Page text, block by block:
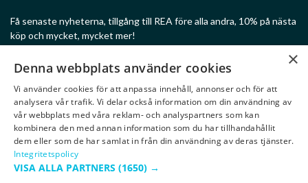
Få senaste nyheterna, tillgång till REA före alla andra, 10% på nästa
köp och mycket, mycket mer!
Ge mig rabatter!
×
Denna webbplats använder cookies
Vi använder cookies för att anpassa innehåll, annonser och för att
analysera vår trafik. Vi delar också information om din användning av
vår webbplats med våra reklam- och analyspartners som kan
kombinera den med annan information som du har tillhandahållit
dem eller som de har samlat in från din användning av deras tjänster.
Integritetspolicy
VISA ALLA PARTNERS (1650) →